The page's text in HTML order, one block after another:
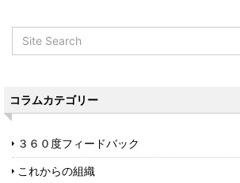
コラムカテゴリー
３６０度フィードバック
これからの組織